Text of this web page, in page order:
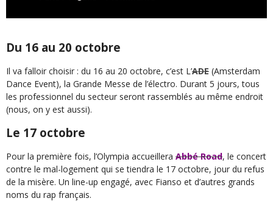
Du 16 au 20 octobre
Il va falloir choisir : du 16 au 20 octobre, c’est L’ADE (Amsterdam
Dance Event), la Grande Messe de l’électro. Durant 5 jours, tous
les professionnel du secteur seront rassemblés au même endroit
(nous, on y est aussi).
Le 17 octobre
Pour la première fois, l’Olympia accueillera Abbé Road, le concert
contre le mal-logement qui se tiendra le 17 octobre, jour du refus
de la misère. Un line-up engagé, avec Fianso et d’autres grands
noms du rap français.